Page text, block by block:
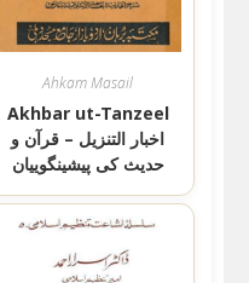
Ahkam Masail
Akhbar ut-Tanzeel
اخبار التنزیل – قرآن و
حدیث کی پیشینگوییان